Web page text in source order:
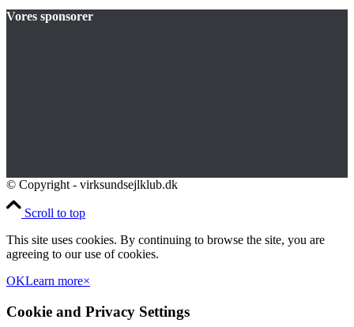
Vores sponsorer
© Copyright - virksundsejlklub.dk
Scroll to top
This site uses cookies. By continuing to browse the site, you are
agreeing to our use of cookies.
OKLearn more×
Cookie and Privacy Settings